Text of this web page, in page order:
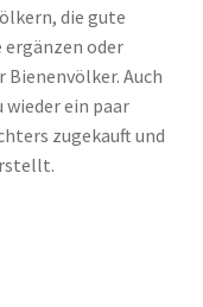
die gute
ergänzen oder
Auch
wieder ein paar
zugekauft und